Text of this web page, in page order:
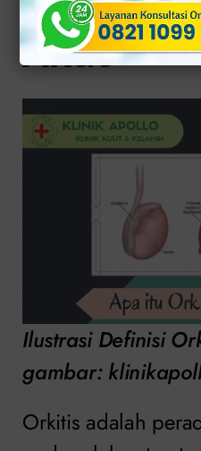
Akut
Ilustrasi Definisi
gambar:
Orkitis adalah